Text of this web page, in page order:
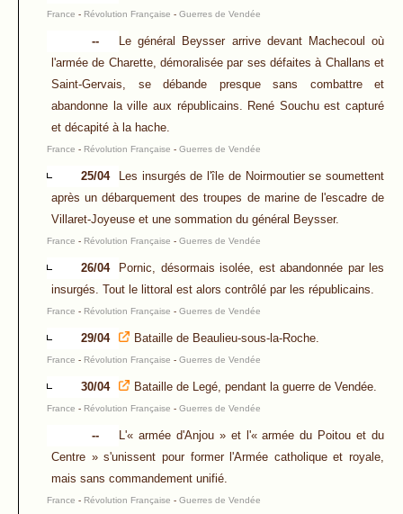
France - Révolution Française - Guerres de Vendée
--
Le général Beysser arrive devant Machecoul où
l'armée de Charette, démoralisée par ses défaites à Challans et
Saint-Gervais, se débande presque sans combattre et
abandonne la ville aux républicains. René Souchu est capturé
et décapité à la hache.
France - Révolution Française - Guerres de Vendée
25/04
Les insurgés de l'île de Noirmoutier se soumettent
après un débarquement des troupes de marine de l'escadre de
Villaret-Joyeuse et une sommation du général Beysser.
France - Révolution Française - Guerres de Vendée
26/04
Pornic, désormais isolée, est abandonnée par les
insurgés. Tout le littoral est alors contrôlé par les républicains.
France - Révolution Française - Guerres de Vendée
29/04 Bataille de Beaulieu-sous-la-Roche.
France - Révolution Française - Guerres de Vendée
30/04 Bataille de Legé, pendant la guerre de Vendée.
France - Révolution Française - Guerres de Vendée
--
L'« armée d'Anjou » et l'« armée du Poitou et du
Centre » s'unissent pour former l'Armée catholique et royale,
mais sans commandement unifié.
France - Révolution Française - Guerres de Vendée